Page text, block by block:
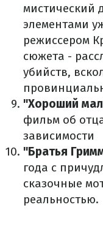
мистический
элементами
режиссером
сюжета -
убийств,
"Хороший
фильм об
зависимости
"Братья
года с
сказочные
реальностью.